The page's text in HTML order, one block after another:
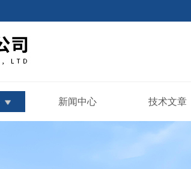
新闻中心 技术文章